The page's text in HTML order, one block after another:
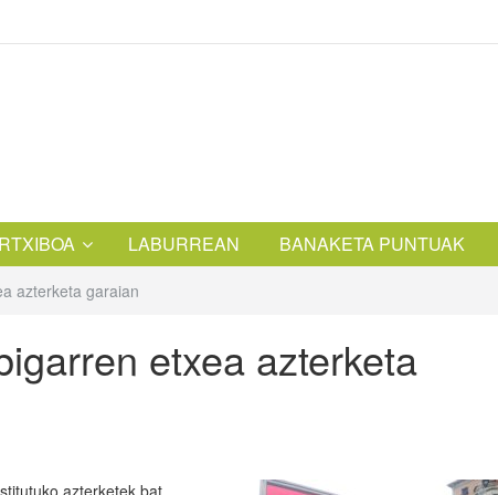
LABURREAN BANAKETA PUNTUAK
azterketa garaian
etxea azterketa
azterketek bat